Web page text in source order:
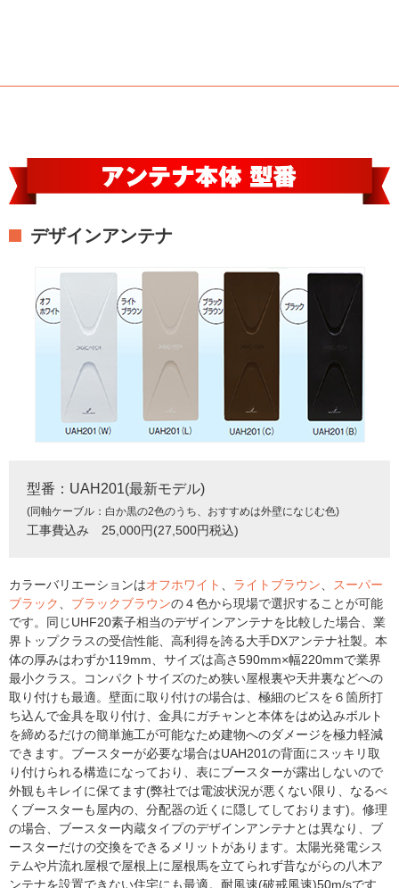
デザインアンテナ
型番：UAH201(最新モデル)
(同軸ケーブル：白か黒の2色のうち、おすすめは外壁になじむ色)
工事費込み 25,000円(27,500円税込)
カラーバリエーションはオフホワイト 、 ライトブラウン、 スーパー
ブラック、 ブラックブラウンの４色から現場で選択することが可能
です。同じUHF20素子相当のデザインアンテナを比較した場合、業
界トップクラスの受信性能、高利得を誇る大手DXアンテナ社製。本
体の厚みはわずか119mm、サイズは高さ590mm×幅220mmで業界
最小クラス。コンパクトサイズのため狭い屋根裏や天井裏などへの
取り付けも最適。壁面に取り付けの場合は、極細のビスを６箇所打
ち込んで金具を取り付け、金具にガチャンと本体をはめ込みボルト
を締めるだけの簡単施工が可能なため建物へのダメージを極力軽減
できます。ブースターが必要な場合はUAH201の背面にスッキリ取
り付けられる構造になっており、表にブースターが露出しないので
外観もキレイに保てます(弊社では電波状況が悪くない限り、なるべ
くブースターも屋内の、分配器の近くに隠してしております)。修理
の場合、ブースター内蔵タイプのデザインアンテナとは異なり、ブ
ースターだけの交換をできるメリットがあります。太陽光発電シス
テムや片流れ屋根で屋根上に屋根馬を立てられず昔ながらの八木ア
ンテナを設置できない住宅にも最適。耐風速(破戒風速)50m/sです